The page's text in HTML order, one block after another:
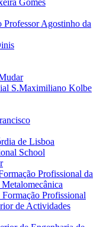
Gomes
Agostinho da
S.Maximiliano Kolbe
de Lisboa
School
Profissional da
Profissional
de Actividades